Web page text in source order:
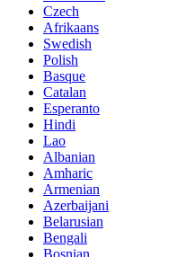
Czech
Afrikaans
Swedish
Polish
Basque
Catalan
Esperanto
Hindi
Lao
Albanian
Amharic
Armenian
Azerbaijani
Belarusian
Bengali
Bosnian